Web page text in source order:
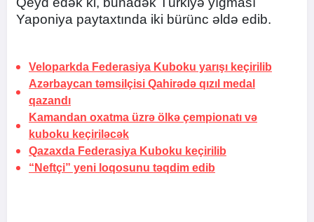
Yaponiya paytaxtında iki bürünc əldə edib.
Veloparkda Federasiya Kuboku yarışı keçirilib
Azərbaycan təmsilçisi Qahirədə qızıl medal
qazandı
Kamandan oxatma üzrə ölkə çempionatı və
kuboku keçiriləcək
Qazaxda Federasiya Kuboku keçirilib
“Neftçi” yeni loqosunu təqdim edib